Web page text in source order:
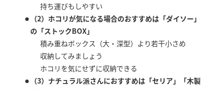
持ち運びもしやすい
（2）ホコリが気になる場合のおすすめは「ダイソー」
の「ストックBOX」
積み重ねボックス（大・深型）より若干小さめ
収納してみましょう
ホコリを気にせずに収納できる
（3）ナチュラル派さんにおすすめは「セリア」「木製